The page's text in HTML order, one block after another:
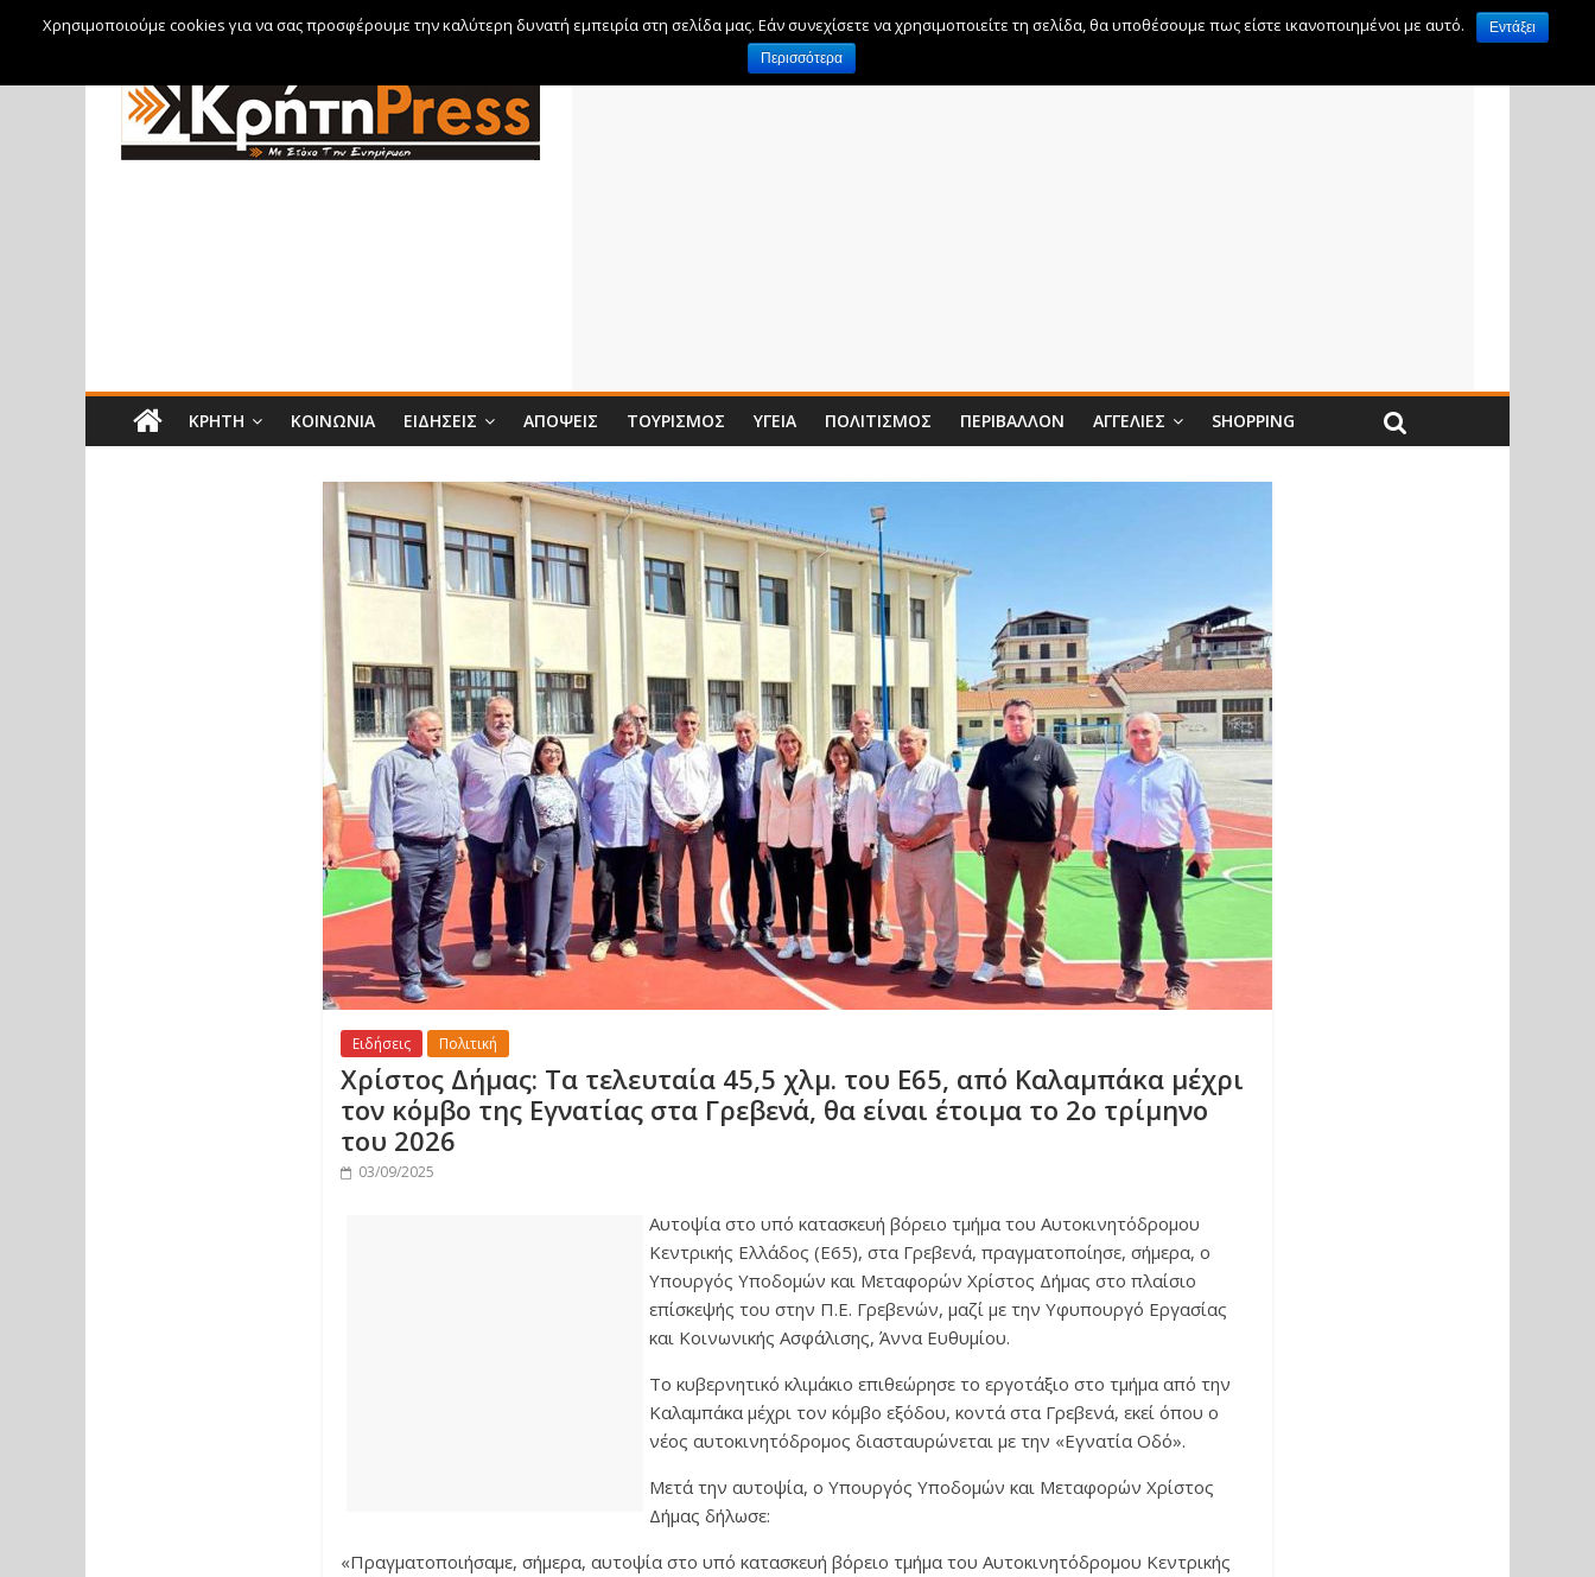
Σάββατο, 8 Αυγούστου, 2026
ΚΡΉΤΗ ΚΟΙΝΩΝΊΑ ΕΙΔΉΣΕΙΣ ΑΠΌΨΕΙΣ ΤΟΥΡΙΣΜΌΣ ΥΓΕΊΑ ΠΟΛΙΤΙΣΜΌΣ ΠΕΡΙΒΆΛΛΟΝ ΑΓΓΕΛΊΕΣ SHOPPING
Ειδήσεις Πολιτική
Χρίστος Δήμας: Τα τελευταία 45,5 χλμ. του Ε65, από Καλαμπάκα μέχρι
τον κόμβο της Εγνατίας στα Γρεβενά, θα είναι έτοιμα το 2ο τρίμηνο
του 2026
03/09/2025
Αυτοψία στο υπό κατασκευή βόρειο τμήμα του Αυτοκινητόδρομου
Κεντρικής Ελλάδος (Ε65), στα Γρεβενά, πραγματοποίησε, σήμερα, ο
Υπουργός Υποδομών και Μεταφορών Χρίστος Δήμας στο πλαίσιο
επίσκεψής του στην Π.Ε. Γρεβενών, μαζί με την Υφυπουργό Εργασίας
και Κοινωνικής Ασφάλισης, Άννα Ευθυμίου.
Το κυβερνητικό κλιμάκιο επιθεώρησε το εργοτάξιο στο τμήμα από την
Καλαμπάκα μέχρι τον κόμβο εξόδου, κοντά στα Γρεβενά, εκεί όπου ο
νέος αυτοκινητόδρομος διασταυρώνεται με την «Εγνατία Οδό».
Μετά την αυτοψία, ο Υπουργός Υποδομών και Μεταφορών Χρίστος
Δήμας δήλωσε:
«Πραγματοποιήσαμε, σήμερα, αυτοψία στο υπό κατασκευή βόρειο τμήμα του Αυτοκινητόδρομου Κεντρικής
Χρησιμοποιούμε cookies για να σας προσφέρουμε την καλύτερη δυνατή εμπειρία στη σελίδα μας. Εάν συνεχίσετε να χρησιμοποιείτε τη σελίδα, θα υποθέσουμε πως είστε ικανοποιημένοι με αυτό.
Εντάξει
Περισσότερα